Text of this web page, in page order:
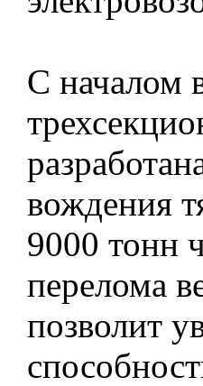
С началом
вождения
9000 тонн
перелома
позволит